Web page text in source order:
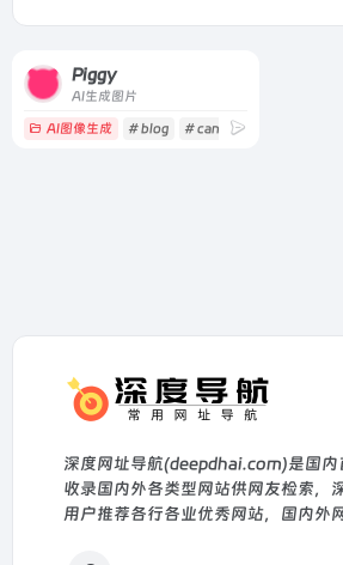
Piggy
AI生成图片
AI图像生成 # blog # canva
深度网址导航(deepdhai.com)是国内
收录国内外各类型网站供网友检索，
用户推荐各行各业优秀网站，国内外